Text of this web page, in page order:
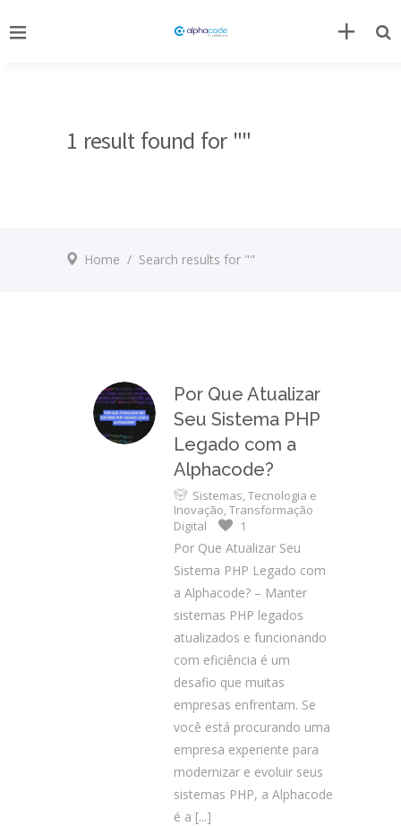
1 result found for ""
Home / Search results for ""
Por Que Atualizar
Seu Sistema PHP
Legado com a
Alphacode?
Sistemas,Tecnologia e
Inovação,Transformação
Digital
1
Por Que Atualizar Seu
Sistema PHP Legado com
a Alphacode? – Manter
sistemas PHP legados
atualizados e funcionando
com eficiência é um
desafio que muitas
empresas enfrentam. Se
você está procurando uma
empresa experiente para
modernizar e evoluir seus
sistemas PHP, a Alphacode
é a [...]